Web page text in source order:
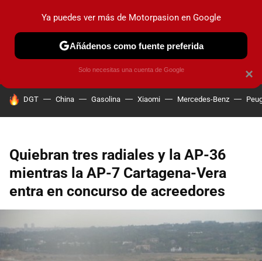
PRUEBAS COCHES ELÉCTRICOS OBSERVATORIO
HOY SE HABLA DE
DGT China Gasolina Xiaomi Mercedes-Benz
Quiebran tres radiales y la AP-36
mientras la AP-7 Cartagena-Vera
entra en concurso de acreedores
×
Ya puedes ver más de Motorpasion en Google
Añádenos como fuente preferida
Solo necesitas una cuenta de Google